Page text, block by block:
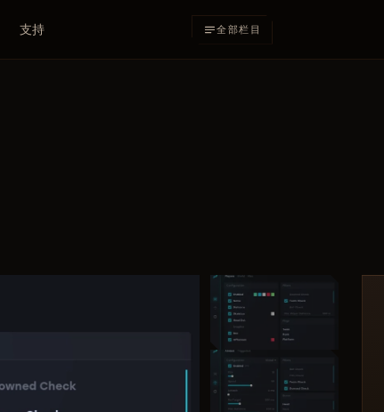
支持 全部栏目